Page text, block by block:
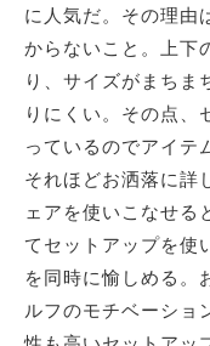
に人気だ。その理由
からないこと。上下
り、サイズがまちま
りにくい。その点、
っているのでアイテ
それほどお洒落に詳
ェアを使いこなせる
てセットアップを使
を同時に愉しめる。
ルフのモチベーショ